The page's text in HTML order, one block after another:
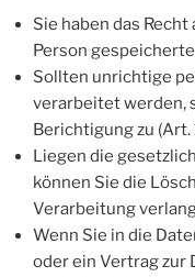
Sie haben das
Person
Sollten unrichtige
verarbeitet werden,
Berichtigung zu (Art.
Liegen die
können Sie die
Verarbeitung
Wenn Sie in die
oder ein Vertrag zur